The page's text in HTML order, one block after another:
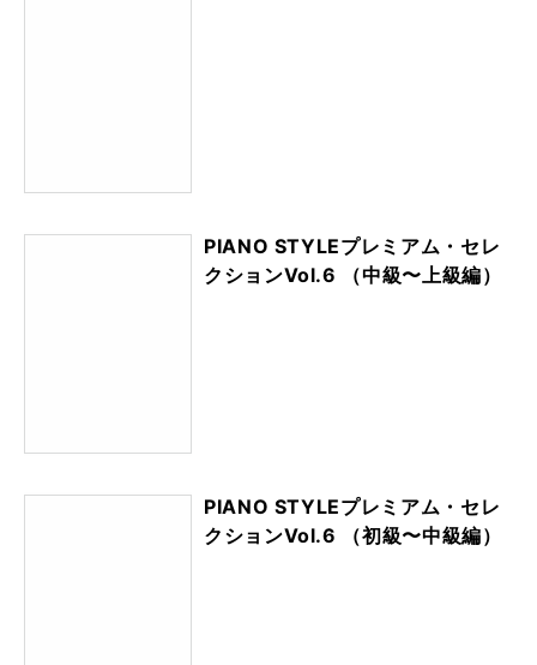
PIANO STYLEプレミアム・セレ
クションVol.6 （中級〜上級編）
PIANO STYLEプレミアム・セレ
クションVol.6 （初級〜中級編）